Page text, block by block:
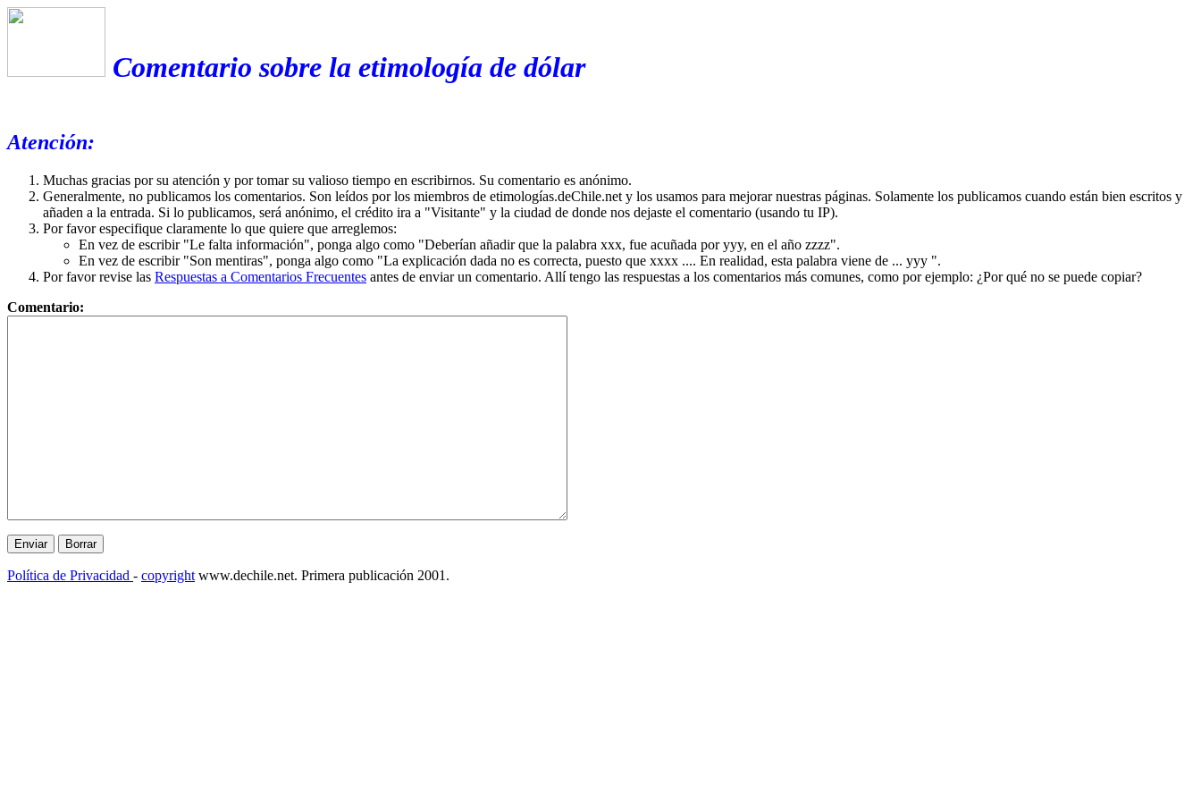
Comentario sobre la etimología de dólar
Atención:
Muchas gracias por su atención y por tomar su valioso tiempo en escribirnos. Su comentario es anónimo.
Generalmente, no publicamos los comentarios. Son leídos por los miembros de etimologías.deChile.net y los usamos para mejorar nuestras páginas. Solamente los publicamos cuando están bien escritos y
añaden a la entrada. Si lo publicamos, será anónimo, el crédito ira a "Visitante" y la ciudad de donde nos dejaste el comentario (usando tu IP).
Por favor especifique claramente lo que quiere que arreglemos:
En vez de escribir "Le falta información", ponga algo como "Deberían añadir que la palabra xxx, fue acuñada por yyy, en el año zzzz".
En vez de escribir "Son mentiras", ponga algo como "La explicación dada no es correcta, puesto que xxxx .... En realidad, esta palabra viene de ... yyy ".
Por favor revise las Respuestas a Comentarios Frecuentes antes de enviar un comentario. Allí tengo las respuestas a los comentarios más comunes, como por ejemplo: ¿Por qué no se puede copiar?
Comentario:
Política de Privacidad - copyright www.dechile.net. Primera publicación 2001.